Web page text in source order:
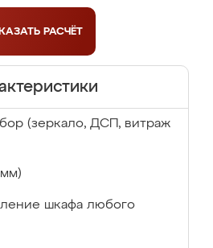
РАСЧЁТ
(зеркало, ДСП, витраж
шкафа любого